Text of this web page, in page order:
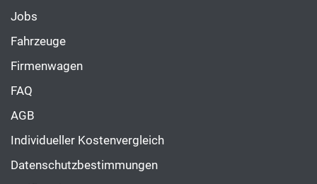
Jobs
Fahrzeuge
Firmenwagen
FAQ
AGB
Individueller Kostenvergleich
Datenschutzbestimmungen